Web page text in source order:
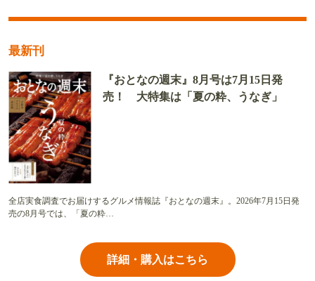
最新刊
『おとなの週末』8月号は7月15日発
売！ 大特集は「夏の粋、うなぎ」
全店実食調査でお届けするグルメ情報誌『おとなの週末』。2026年7月15日発
売の8月号では、「夏の粋…
詳細・購入はこちら